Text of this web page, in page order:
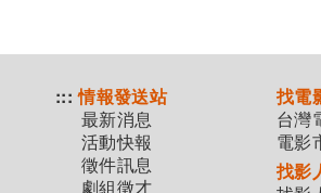
::: 情報發送站
最新消息
活動快報
徵件訊息
劇組徵才
找電
台灣
電影
找影